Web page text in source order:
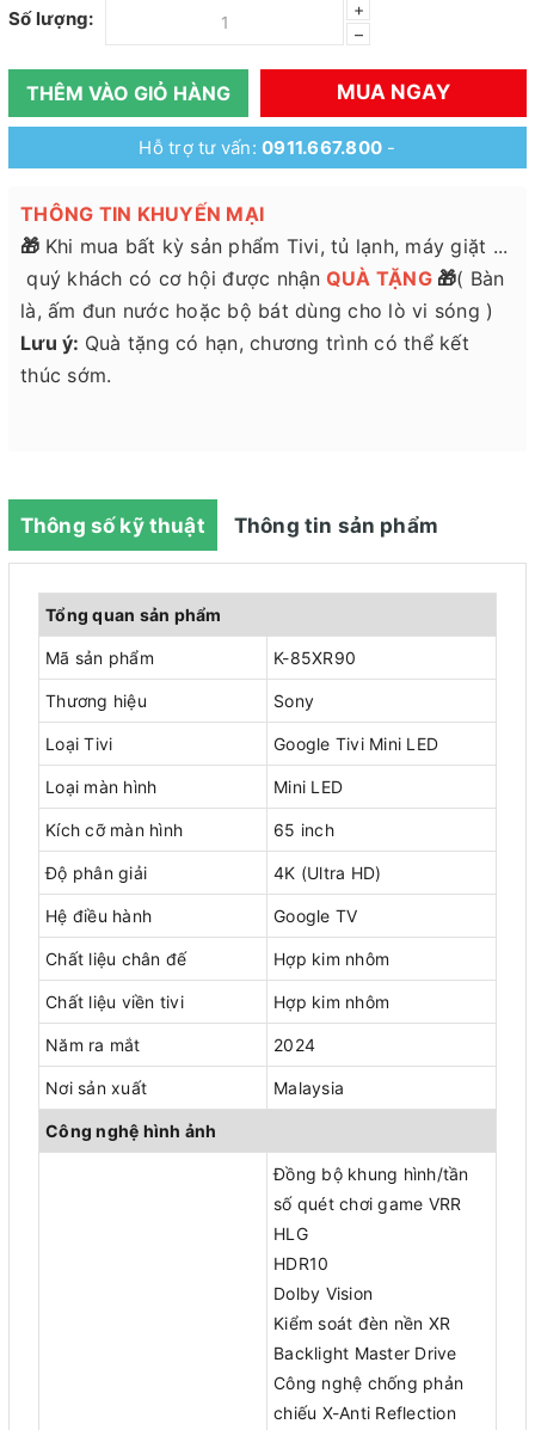
Số lượng:
+
–
THÊM VÀO GIỎ HÀNG MUA NGAY
Hỗ trợ tư vấn:0911.667.800 -
THÔNG TIN KHUYẾN MẠI
🎁 Khi mua bất kỳ sản phẩm Tivi, tủ lạnh, máy giặt ...
quý khách có cơ hội được nhận QUÀ TẶNG 🎁( Bàn
là, ấm đun nước hoặc bộ bát dùng cho lò vi sóng )
Lưu ý: Quà tặng có hạn, chương trình có thể kết
thúc sớm.
Thông số kỹ thuật Thông tin sản phẩm
Tổng quan sản phẩm
Mã sản phẩm K-85XR90
Thương hiệu Sony
Loại Tivi Google Tivi Mini LED
Loại màn hình Mini LED
Kích cỡ màn hình 65 inch
Độ phân giải 4K (Ultra HD)
Hệ điều hành Google TV
Chất liệu chân đế Hợp kim nhôm
Chất liệu viền tivi Hợp kim nhôm
Năm ra mắt 2024
Nơi sản xuất Malaysia
Công nghệ hình ảnh
Đồng bộ khung hình/tần
số quét chơi game VRR
HLG
HDR10
Dolby Vision
Kiểm soát đèn nền XR
Backlight Master Drive
Công nghệ chống phản
chiếu X-Anti Reflection